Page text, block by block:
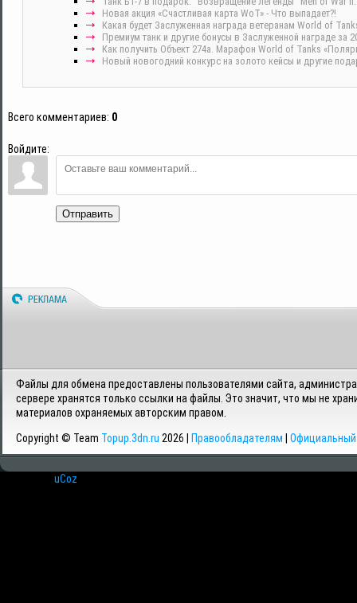
Новая акция «Счастливая карта WoT» - Что выпадает?!
Какая будет Заслуженная награда ветеранам World of
Премиум танк и другие бонусы в Заслуженной награде за
Как получить Объект 274а. Марафон World of Tanks
Новый новогодний конкурс на золото кейсы и другие
Всего комментариев: 0
Войдите:
Отправить
Файлы для обмена предоставлены пользователями сайта,
сервере хранятся только ссылки на файлы. Это значит, что мы не
материалов охраняемых авторским правом.
Copyright © Team Topup.3dn.ru 2026 | Правообладателям Официальный
uCoz